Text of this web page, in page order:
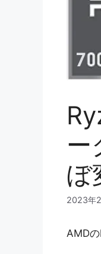
ー
ぼ
2023年
AMD